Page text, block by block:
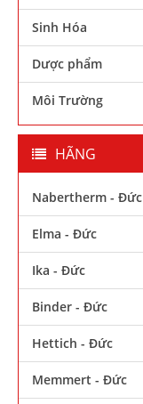
Sinh Hóa
Dược phẩm
Môi Trường
HÃNG
Nabertherm - Đức
Elma - Đức
Ika - Đức
Binder - Đức
Hettich - Đức
Memmert - Đức